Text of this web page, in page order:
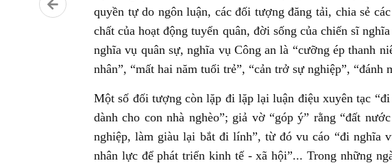
quyền tự do ngôn luận, các đối tượng đăng tải, chia sẻ
chất của hoạt động tuyển quân, đời sống của chiến sĩ
nghĩa vụ quân sự, nghĩa vụ Công an là “cưỡng ép thanh
nhân”, “mất hai năm tuổi trẻ”, “cản trở sự nghiệp”,
Một số đối tượng còn lặp đi lặp lại luận điệu xuyên tạc
dành cho con nhà nghèo”; giả vờ “góp ý” rằng “đất
nghiệp, làm giàu lại bắt đi lính”, từ đó vu cáo “đi nghĩa
nhân lực để phát triển kinh tế - xã hội”... Trong những